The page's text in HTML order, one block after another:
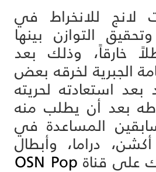
للانخراط في
التوازن بينها
خارقاً، وذلك بعد
الجبرية لخرقه بعض
بعد استعادته لحريته
بعد أن يطلب منه
المساعدة في
دراما، وأبطال
على قناة OSN Pop